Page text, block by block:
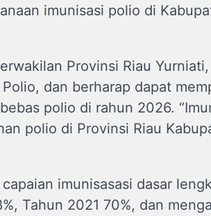
imunisasi polio di
Provinsi Riau
dan berharap dapat
polio di rahun 2026.
polio di Provinsi Riau
imunisasasi dasar
Tahun 2021 70%, dan